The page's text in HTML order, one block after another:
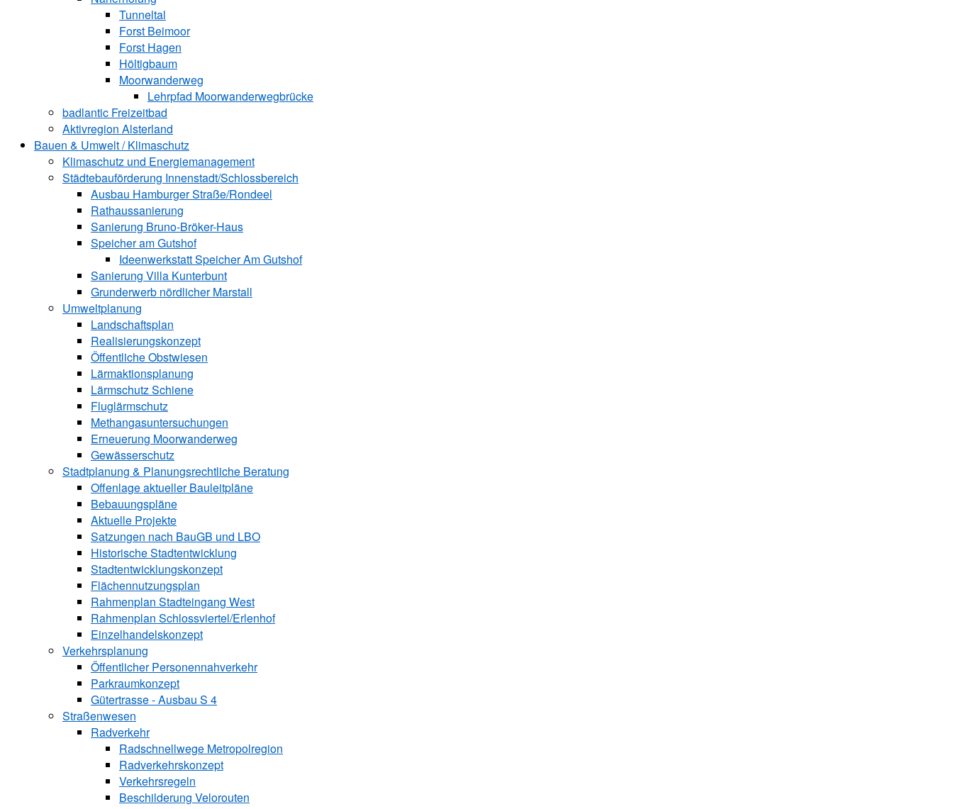
Tunneltal
Forst Beimoor
Forst Hagen
Höltigbaum
Moorwanderweg
Lehrpfad Moorwanderwegbrücke
badlantic Freizeitbad
Aktivregion Alsterland
Bauen & Umwelt / Klimaschutz
­Klimaschutz und ­­Energiemanagement
Städtebauförderung Innenstadt/Schlossbereich
Ausbau Hamburger Straße/Rondeel
Rathaussanierung
Sanierung Bruno-Bröker-Haus
Speicher am Gutshof
Ideenwerkstatt Speicher Am Gutshof
Sanierung Villa Kunterbunt
Grunderwerb nördlicher Marstall
Umweltplanung
Landschaftsplan
Realisierungskonzept
Öffentliche Obstwiesen
Lärmaktionsplanung
Lärmschutz Schiene
Fluglärmschutz
Methangasuntersuchungen
Erneuerung Moorwanderweg
Gewässerschutz
Stadtplanung & Planungsrechtliche Beratung
Offenlage aktueller Bauleitpläne
Bebauungspläne
Aktuelle Projekte
Satzungen ­nach BauGB und LBO
Historische Stadtentwicklung
Stadtentwicklungskonzept
Flächennutzungsplan
Rahmenplan Stadteingang West
Rahmenplan Schlossviertel/Erlenhof
Einzelhandelskonzept
Verkehrsplanung
Öffentlicher Personennahverkehr
Parkraumkonzept
Gütertrasse - Ausbau S 4
Straßenwesen
Radverkehr
Radschnellwege Metropolregion
Radverkehrskonzept
Verkehrsregeln
Beschilderung Velorouten